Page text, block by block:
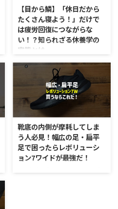
【目から鱗】「休日だから
たくさん寝よう！」だけで
は疲労回復につながらな
い！？知られざる休養学の
実態とは
明日は休みだ！今週の仕事はすご
く疲れたから、たっぷり寝て、疲
労を回復しよう！という方はめち
ゃくちゃ多いのではないでしょう
か？ 僕もずっとこのような考え
をもっていました。ですが、『休
ぷり寝る」だけでは休養にならな
いそうです。 これを読んだ時、
衝撃を受けました。確かに思い返
すと、たくさん寝たからと言っ
靴底の内側が摩耗してしま
う人必見！幅広の足・扁平
足で困ったらレボリューシ
ョン7ワイドが最強だ！